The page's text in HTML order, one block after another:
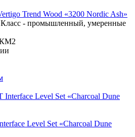
Trend Wood «3200 Nordic Ash»
- промышленный, умеренные
Level Set «Charcoal Dune